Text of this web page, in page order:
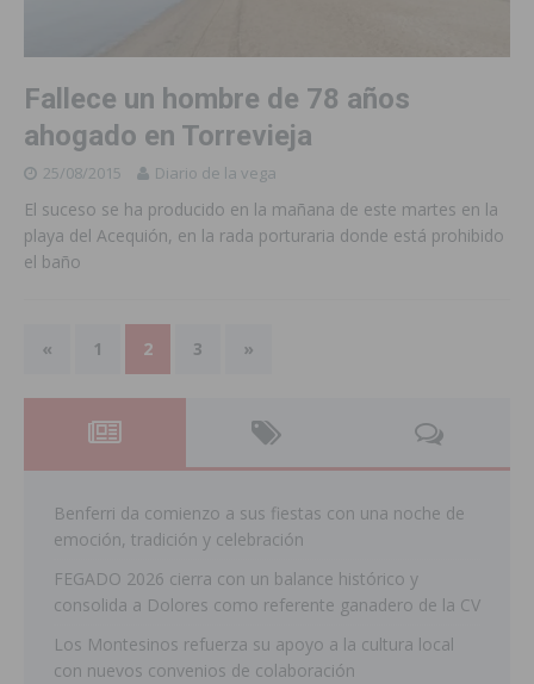
Fallece un hombre de 78 años
ahogado en Torrevieja
25/08/2015 Diario de la vega
El suceso se ha producido en la mañana de este martes en la
playa del Acequión, en la rada porturaria donde está prohibido
el baño
« 1 2 3 »
Benferri da comienzo a sus fiestas con una noche de
emoción, tradición y celebración
FEGADO 2026 cierra con un balance histórico y
consolida a Dolores como referente ganadero de la CV
Los Montesinos refuerza su apoyo a la cultura local
con nuevos convenios de colaboración